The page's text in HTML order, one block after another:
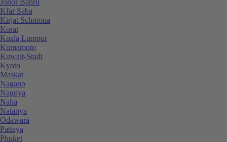
Kfar Saba
Kirjat Schmona
Korat
Kuala Lumpur
Kumamoto
Kuwait-Stadt
Kyoto
Maskat
Nagano
Nagoya
Naha
Natanya
Odawara
Pattaya
Phuket